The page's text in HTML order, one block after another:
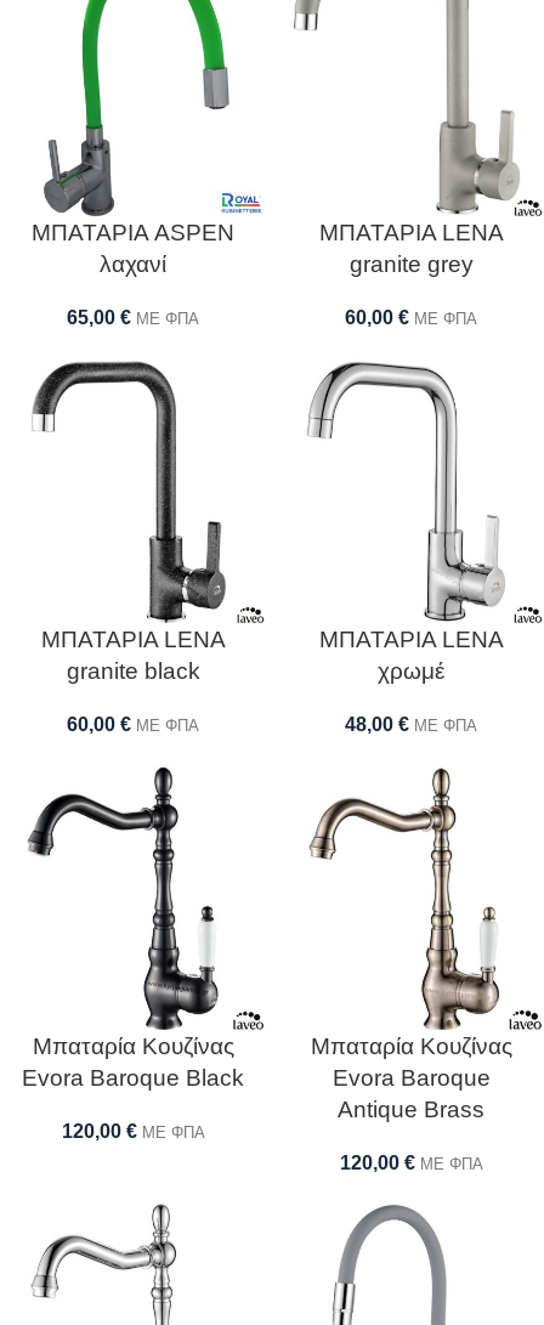
ΜΠΑΤΑΡΙΑ ASPEN
λαχανί
65,00 € ΜΕ ΦΠΑ
ΜΠΑΤΑΡΙΑ LENA
granite grey
60,00 € ΜΕ ΦΠΑ
ΜΠΑΤΑΡΙΑ LENA
granite black
60,00 € ΜΕ ΦΠΑ
ΜΠΑΤΑΡΙΑ LENA
χρωμέ
48,00 € ΜΕ ΦΠΑ
Μπαταρία Κουζίνας
Evora Baroque Black
120,00 € ΜΕ ΦΠΑ
Μπαταρία Κουζίνας
Evora Baroque
Antique Brass
120,00 € ΜΕ ΦΠΑ